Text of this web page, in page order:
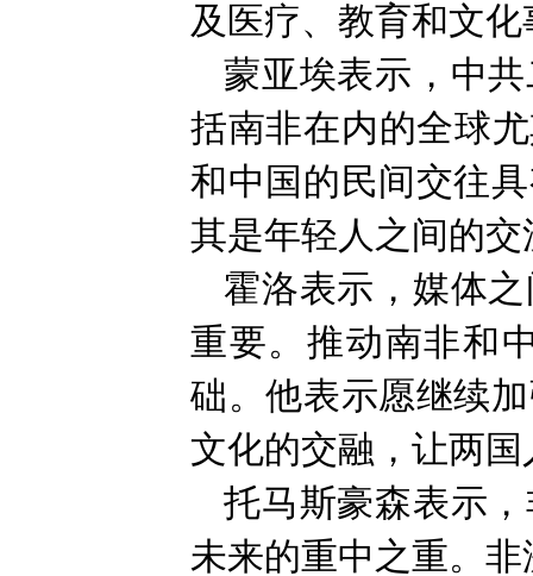
及医疗、教育和文
蒙亚埃表示，中
括南非在内的全球
和中国的民间交往
其是年轻人之间的交
霍洛表示，媒体
重要。推动南非和
础。他表示愿继续
文化的交融，让两
托马斯豪森表示
未来的重中之重。